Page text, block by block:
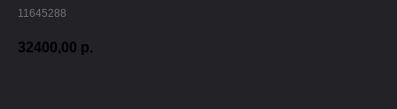
11645288
32400,00 р.